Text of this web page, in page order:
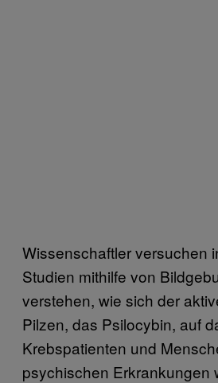
Wissenschaftler versuchen
Studien mithilfe von
verstehen, wie sich der
Pilzen, das Psilocybin, auf
Krebspatienten und
psychischen Erkrankungen